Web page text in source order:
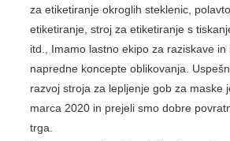
za etiketiranje okroglih steklenic,
etiketiranje, stroj za etiketiranje s
itd., Imamo lastno ekipo za raziskave in
napredne koncepte oblikovanja.
razvoj stroja za lepljenje gob za maske
marca 2020 in prejeli smo dobre
trga.